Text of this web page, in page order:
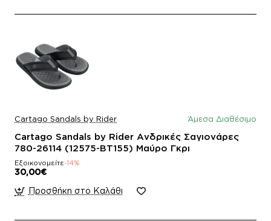
Cartago Sandals by Rider Άμεσα Διαθέσιμο
Cartago Sandals by Rider Ανδρικές Σαγιονάρες
780-26114 (12575-BT155) Μαύρο Γκρι
Εξοικονομείτε-14%
30,00€
Προσθήκη στο Καλάθι